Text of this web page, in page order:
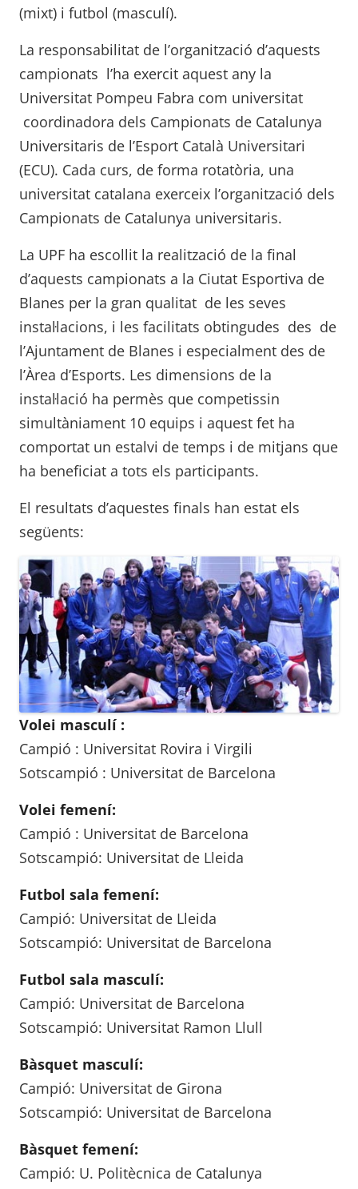
(mixt) i futbol (masculí).
La responsabilitat de l’organització d’aquests
campionats l’ha exercit aquest any la
Universitat Pompeu Fabra com universitat
coordinadora dels Campionats de Catalunya
Universitaris de l’Esport Català Universitari
(ECU). Cada curs, de forma rotatòria, una
universitat catalana exerceix l’organització dels
Campionats de Catalunya universitaris.
La UPF ha escollit la realització de la final
d’aquests campionats a la Ciutat Esportiva de
Blanes per la gran qualitat de les seves
instal·lacions, i les facilitats obtingudes des de
l’Ajuntament de Blanes i especialment des de
l’Àrea d’Esports. Les dimensions de la
instal·lació ha permès que competissin
simultàniament 10 equips i aquest fet ha
comportat un estalvi de temps i de mitjans que
ha beneficiat a tots els participants.
El resultats d’aquestes finals han estat els
següents:
Volei masculí :
Campió : Universitat Rovira i Virgili
Sotscampió : Universitat de Barcelona
Volei femení:
Campió : Universitat de Barcelona
Sotscampió: Universitat de Lleida
Futbol sala femení:
Campió: Universitat de Lleida
Sotscampió: Universitat de Barcelona
Futbol sala masculí:
Campió: Universitat de Barcelona
Sotscampió: Universitat Ramon Llull
Bàsquet masculí:
Campió: Universitat de Girona
Sotscampió: Universitat de Barcelona
Bàsquet femení:
Campió: U. Politècnica de Catalunya